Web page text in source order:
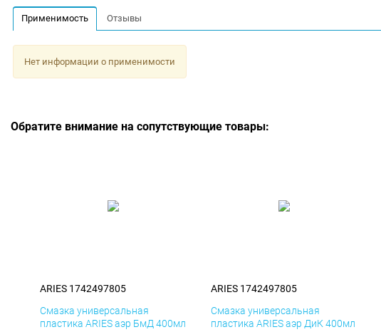
Применимость Отзывы
Нет информации о применимости
Обратите внимание на сопутствующие товары:
ARIES 1742497805
Смазка универсальная
пластика ARIES аэр БмД 400мл
ARIES 1742497805
Смазка универсальная
пластика ARIES аэр ДиК 400мл